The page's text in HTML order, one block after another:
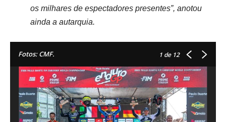
os milhares de espectadores presentes”, anotou
ainda a autarquia.
Fotos: CMF. 1 de 12